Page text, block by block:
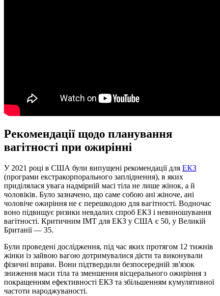
Рекомендації щодо планування
вагітності при ожирінні
У 2021 році в США були випущені рекомендації для ЕКЗ
(програми екстракорпорального запліднення), в яких
приділялася увага надмірній масі тіла не лише жінок, а й
чоловіків. Було зазначено, що саме собою ані жіноче, ані
чоловіче ожиріння не є перешкодою для вагітності. Водночас
воно підвищує ризики невдалих спроб ЕКЗ і невиношування
вагітності. Критичним ІМТ для ЕКЗ у США є 50, у Великій
Британії — 35.
Були проведені дослідження, під час яких протягом 12 тижнів
жінки із зайвою вагою дотримувалися дієти та виконували
фізичні вправи. Вони підтвердили безпосередній зв'язок
зниження маси тіла та зменшення вісцерального ожиріння з
покращенням ефективності ЕКЗ та збільшенням кумулятивної
частоти народжуваності.